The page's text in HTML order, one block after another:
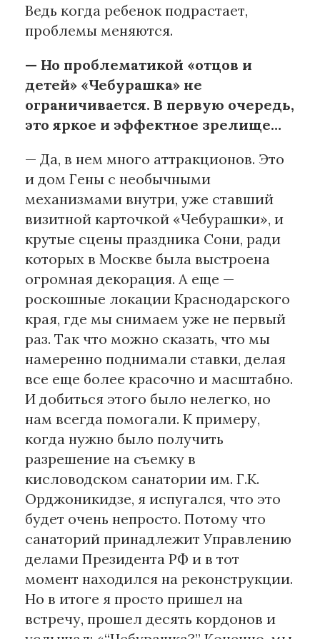
Ведь когда ребенок подрастает,
проблемы меняются.
— Но проблематикой «отцов и
детей» «Чебурашка» не
ограничивается. В первую очередь,
это яркое и эффектное зрелище…
— Да, в нем много аттракционов. Это
и дом Гены с необычными
механизмами внутри, уже ставший
визитной карточкой «Чебурашки», и
крутые сцены праздника Сони, ради
которых в Москве была выстроена
огромная декорация. А еще —
роскошные локации Краснодарского
края, где мы снимаем уже не первый
раз. Так что можно сказать, что мы
намеренно поднимали ставки, делая
все еще более красочно и масштабно.
И добиться этого было нелегко, но
нам всегда помогали. К примеру,
когда нужно было получить
разрешение на съемку в
кисловодском санатории им. Г.К.
Орджоникидзе, я испугался, что это
будет очень непросто. Потому что
санаторий принадлежит Управлению
делами Президента РФ и в тот
момент находился на реконструкции.
Но в итоге я просто пришел на
встречу, прошел десять кордонов и